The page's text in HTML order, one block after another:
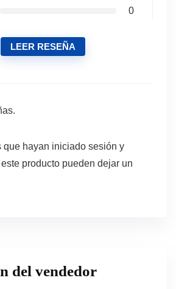
0
LEER RESEÑA
que hayan iniciado sesión y
producto pueden dejar un
del vendedor